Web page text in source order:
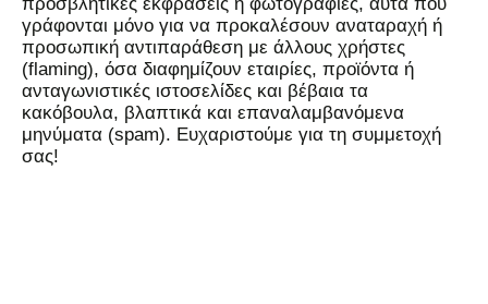
γράφονται μόνο για να προκαλέσουν αναταραχή ή
προσωπική αντιπαράθεση με άλλους χρήστες
(flaming), όσα διαφημίζουν εταιρίες, προϊόντα ή
ανταγωνιστικές ιστοσελίδες και βέβαια τα
κακόβουλα, βλαπτικά και επαναλαμβανόμενα
μηνύματα (spam). Ευχαριστούμε για τη συμμετοχή
σας!